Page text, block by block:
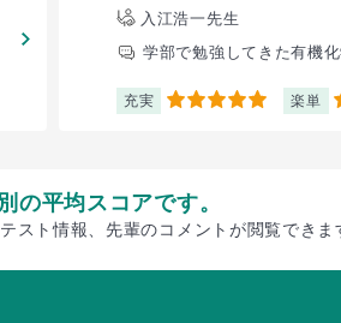
入江浩一先生
学部で勉強してきた有機化
充実 5 楽単
の平均スコアです。
スト情報、先輩のコメントが閲覧できま